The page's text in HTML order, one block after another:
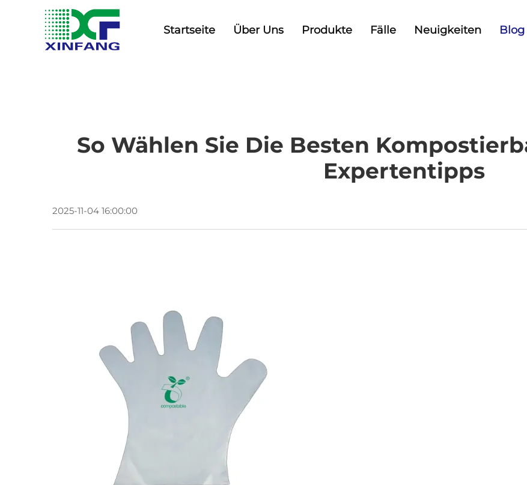
Startseite Über Uns Produkte Fälle Neuigkeiten Blog
So Wählen Sie Die Besten
Expertentipps
2025-11-04 16:00:00